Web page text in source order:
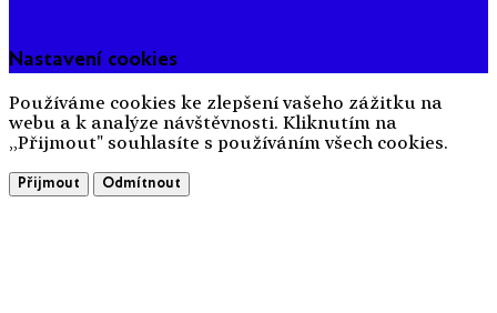
Nastavení cookies
Používáme cookies ke zlepšení vašeho zážitku na
webu a k analýze návštěvnosti. Kliknutím na
„Přijmout" souhlasíte s používáním všech cookies.
Přijmout Odmítnout